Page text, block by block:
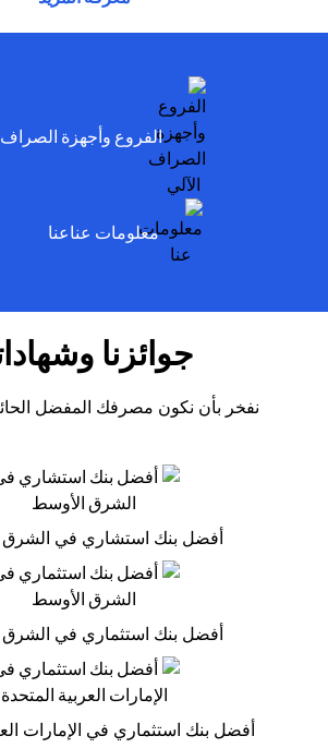
الفروع وأجهزة الصراف
معلومات
جوائزنا
نفخر بأن نكون مصرفك المفضل
أفضل بنك استشاري في الشرق
أفضل بنك استثماري في
أفضل بنك استثماري في الإمارات